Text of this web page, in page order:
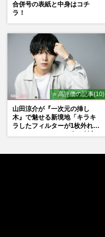
合併号の表紙と中身はコチ
ラ！
⭐ 高評価の記事(10)
山田涼介が『一次元の挿し
木』で魅せる新境地「キラキ
ラしたフィルターが1枚外れて